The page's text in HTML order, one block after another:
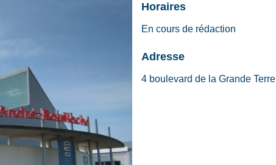
Horaires
En cours de rédaction
Adresse
4 boulevard de la Grande Terre